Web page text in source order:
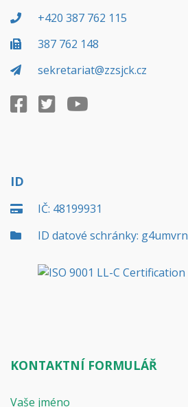
+420 387 762 115
387 762 148
sekretariat@zzsjck.cz
ID
IČ: 48199931
ID datové schránky: g4umvrn
KONTAKTNÍ FORMULÁŘ